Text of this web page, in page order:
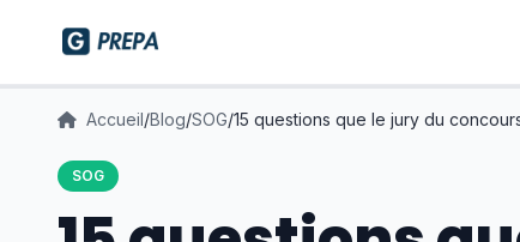
Accueil/Blog/SOG/15 questions que le jury du
SOG